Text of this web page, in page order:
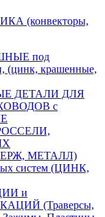
(конвекторы,
под
(цинк, крашенные,
ДЕТАЛИ ДЛЯ
с
МЕТАЛЛ)
систем (ЦИНК,
и
(Траверсы,